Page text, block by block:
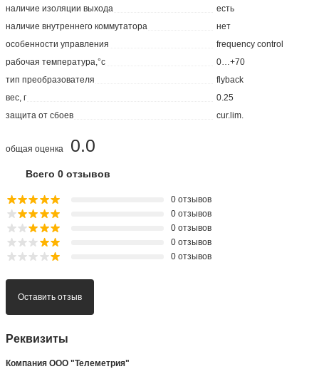
наличие изоляции выхода
есть
наличие внутреннего коммутатора
нет
особенности управления
frequency control
рабочая температура,°с
0…+70
тип преобразователя
flyback
вес, г
0.25
защита от сбоев
cur.lim.
0.0
общая оценка
Всего 0 отзывов
0 отзывов
0 отзывов
0 отзывов
0 отзывов
0 отзывов
Оставить отзыв
Реквизиты
Компания ООО "Телеметрия"